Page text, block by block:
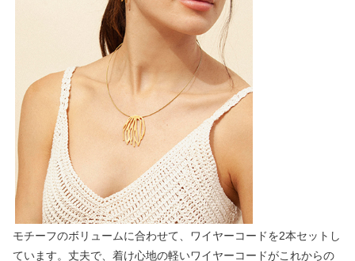
モチーフのボリュームに合わせて、ワイヤーコードを2本セットし
ています。丈夫で、着け心地の軽いワイヤーコードがこれからの